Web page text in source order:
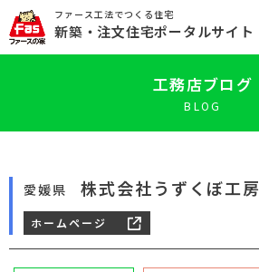
ファース工法でつくる住宅
新築 ・注文住宅ポータルサイト
工務店ブログ
BLOG
愛媛県 株式会社うずくぼ工房
ホームページ